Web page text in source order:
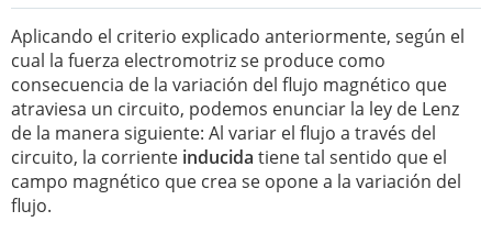
Aplicando el criterio explicado anteriormente, según el
cual la fuerza electromotriz se produce como
consecuencia de la variación del flujo magnético que
atraviesa un circuito, podemos enunciar la ley de Lenz
de la manera siguiente: Al variar el flujo a través del
circuito, la corriente inducida tiene tal sentido que el
campo magnético que crea se opone a la variación del
flujo.